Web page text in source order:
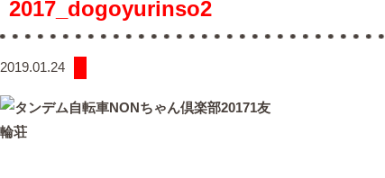
2017_dogoyurinso2
2019.01.24